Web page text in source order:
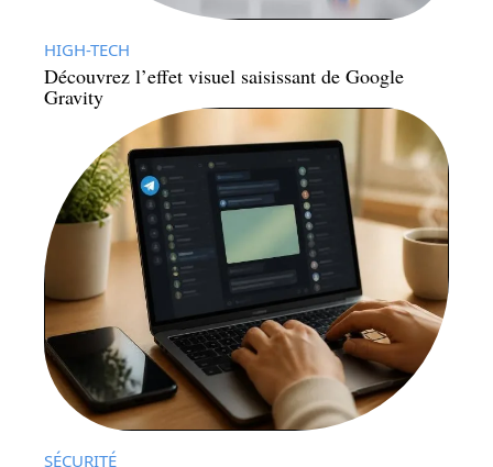
HIGH-TECH
Découvrez l’effet visuel saisissant de Google
Gravity
SÉCURITÉ